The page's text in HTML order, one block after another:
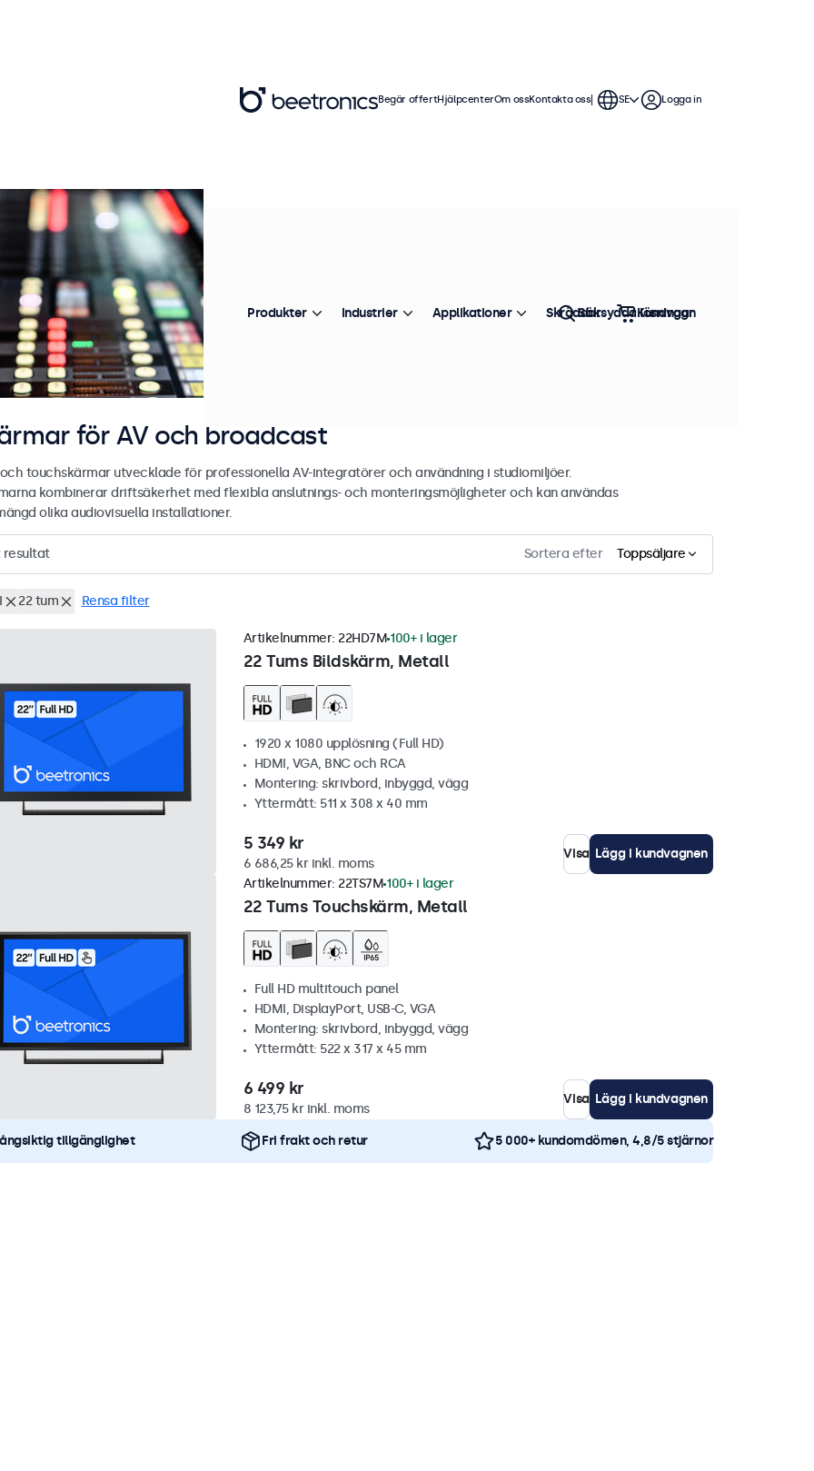
för AV och broadcast
touchskärmar utvecklade för professionella AV-integratörer och användning i studiomiljöer.
kombinerar driftsäkerhet med flexibla anslutnings- och monteringsmöjligheter och kan användas
olika audiovisuella installationer.
resultat Sortera efter Toppsäljare
22 tum Rensa filter
22 Tums Bildskärm, Metall
Artikelnummer: 22HD7M 100+ i lager
1920 x 1080 upplösning (Full HD)
HDMI, VGA, BNC och RCA
Montering: skrivbord, inbyggd, vägg
Yttermått: 511 x 308 x 40 mm
5 349 kr
6 686,25 kr inkl. moms
Visa Lägg i kundvagnen
22 Tums Touchskärm, Metall
Artikelnummer: 22TS7M 100+ i lager
Full HD multitouch panel
HDMI, DisplayPort, USB-C, VGA
Montering: skrivbord, inbyggd, vägg
Yttermått: 522 x 317 x 45 mm
6 499 kr
8 123,75 kr inkl. moms
Visa Lägg i kundvagnen
tillgänglighet Fri frakt och retur 5 000+ kundomdömen, 4,8/5 stjärnor
Begär offertHjälpcenterOm ossKontakta oss SE Logga in
Produkter Industrier Applikationer Skräddarsydda lösningar
Sök Kundvagn